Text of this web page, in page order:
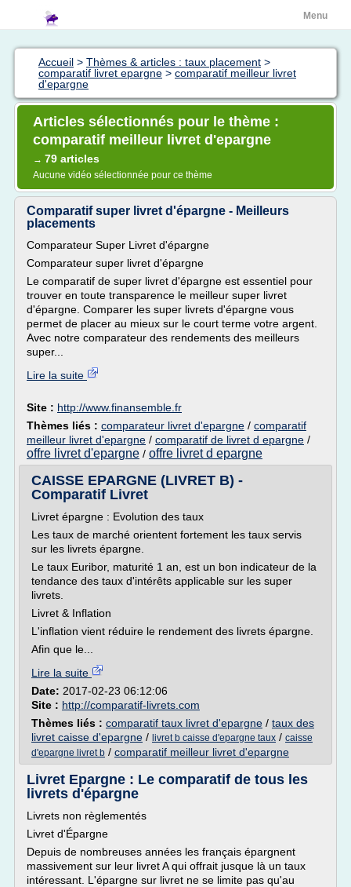
Menu
Accueil > Thèmes & articles : taux placement >
comparatif livret epargne > comparatif meilleur livret
d'epargne
Articles sélectionnés pour le thème :
comparatif meilleur livret d'epargne
→ 79 articles
Aucune vidéo sélectionnée pour ce thème
Comparatif super livret d'épargne - Meilleurs
placements
Comparateur Super Livret d'épargne
Comparateur super livret d'épargne
Le comparatif de super livret d'épargne est essentiel pour
trouver en toute transparence le meilleur super livret
d'épargne. Comparer les super livrets d'épargne vous
permet de placer au mieux sur le court terme votre argent.
Avec notre comparateur des rendements des meilleurs
super...
Lire la suite
Site : http://www.finansemble.fr
Thèmes liés : comparateur livret d'epargne / comparatif
meilleur livret d'epargne / comparatif de livret d epargne /
offre livret d'epargne / offre livret d epargne
CAISSE EPARGNE (LIVRET B) -
Comparatif Livret
Livret épargne : Evolution des taux
Les taux de marché orientent fortement les taux servis
sur les livrets épargne.
Le taux Euribor, maturité 1 an, est un bon indicateur de la
tendance des taux d'intérêts applicable sur les super
livrets.
Livret & Inflation
L'inflation vient réduire le rendement des livrets épargne.
Afin que le...
Lire la suite
Date: 2017-02-23 06:12:06
Site : http://comparatif-livrets.com
Thèmes liés : comparatif taux livret d'epargne / taux des
livret caisse d'epargne / livret b caisse d'epargne taux / caisse
d'epargne livret b / comparatif meilleur livret d'epargne
Livret Epargne : Le comparatif de tous les
livrets d'épargne
Livrets non règlementés
Livret d'Épargne
Depuis de nombreuses années les français épargnent
massivement sur leur livret A qui offrait jusque là un taux
intéressant. L'épargne sur livret ne se limite pas qu'au